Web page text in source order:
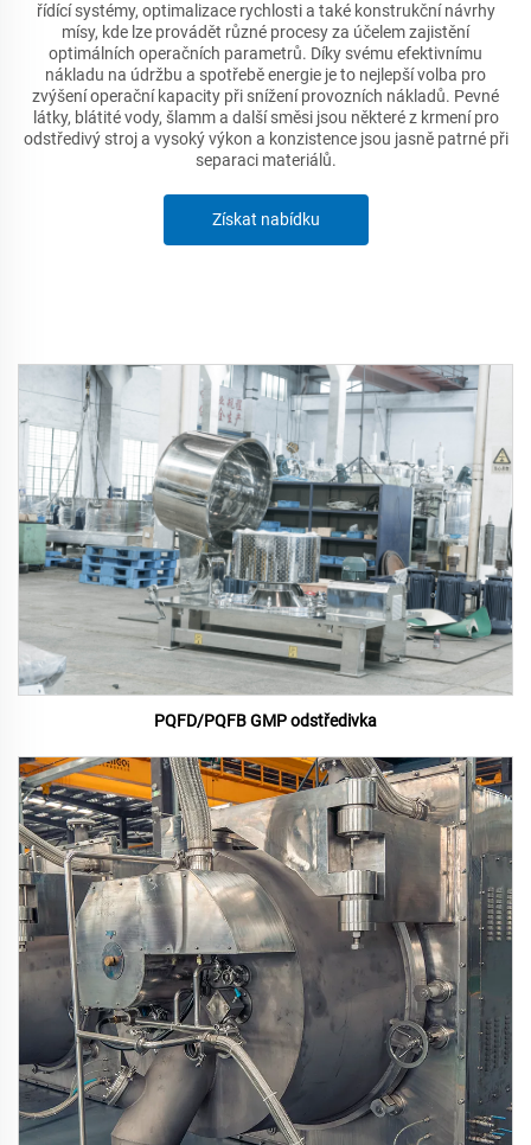
řídící systémy, optimalizace rychlosti a také konstrukční návrhy
mísy, kde lze provádět různé procesy za účelem zajistění
optimálních operačních parametrů. Díky svému efektivnímu
nákladu na údržbu a spotřebě energie je to nejlepší volba pro
zvýšení operační kapacity při snížení provozních nákladů. Pevné
látky, blátité vody, šlamm a další směsi jsou některé z krmení pro
odstředivý stroj a vysoký výkon a konzistence jsou jasně patrné při
separaci materiálů.
Získat nabídku
PQFD/PQFB GMP odstředivka